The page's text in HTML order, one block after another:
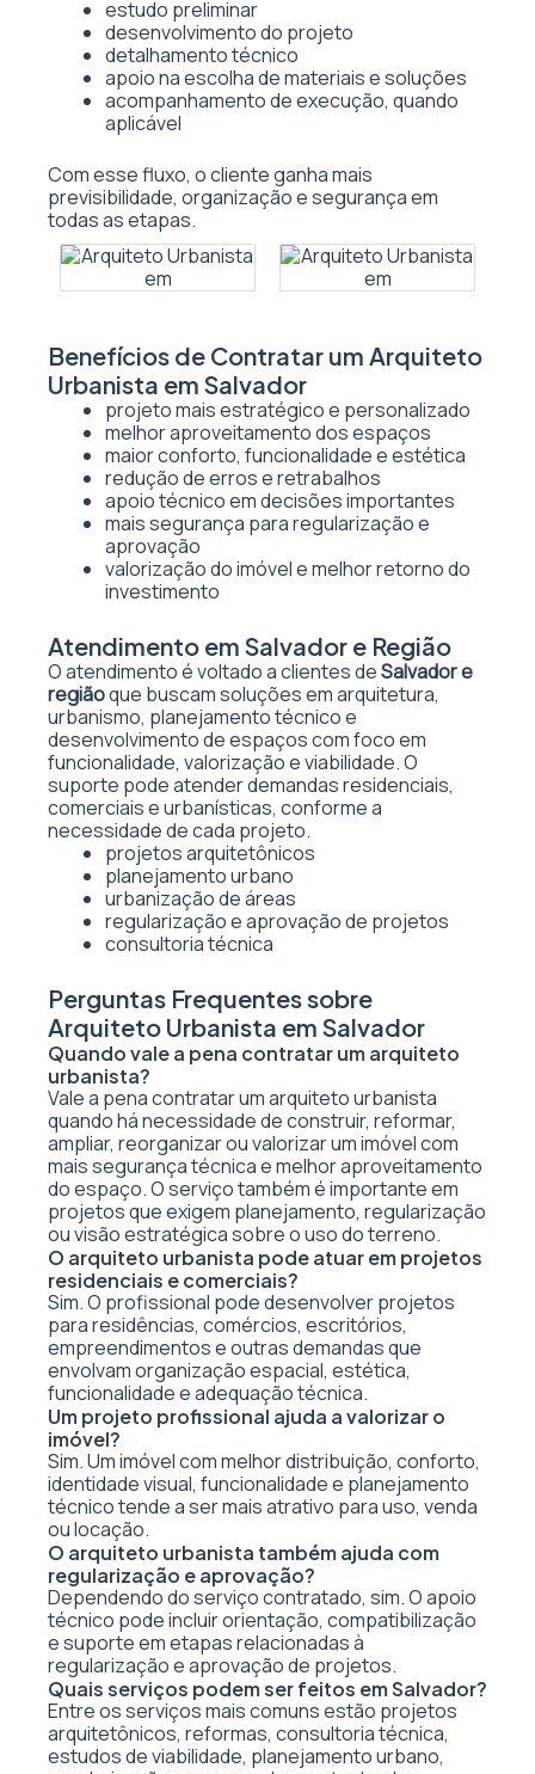
estudo preliminar
desenvolvimento do projeto
detalhamento técnico
apoio na escolha de materiais e soluções
acompanhamento de execução, quando
aplicável
Com esse fluxo, o cliente ganha mais
previsibilidade, organização e segurança em
todas as etapas.
Benefícios de Contratar um Arquiteto
Urbanista em Salvador
projeto mais estratégico e personalizado
melhor aproveitamento dos espaços
maior conforto, funcionalidade e estética
redução de erros e retrabalhos
apoio técnico em decisões importantes
mais segurança para regularização e
aprovação
valorização do imóvel e melhor retorno do
investimento
Atendimento em Salvador e Região
O atendimento é voltado a clientes deSalvador e
regiãoque buscam soluções em arquitetura,
urbanismo, planejamento técnico e
desenvolvimento de espaços com foco em
funcionalidade, valorização e viabilidade. O
suporte pode atender demandas residenciais,
comerciais e urbanísticas, conforme a
necessidade de cada projeto.
projetos arquitetônicos
planejamento urbano
urbanização de áreas
regularização e aprovação de projetos
consultoria técnica
Perguntas Frequentes sobre
Arquiteto Urbanista em Salvador
Quando vale a pena contratar um arquiteto
urbanista?
Vale a pena contratar um arquiteto urbanista
quando há necessidade de construir, reformar,
ampliar, reorganizar ou valorizar um imóvel com
mais segurança técnica e melhor aproveitamento
do espaço. O serviço também é importante em
projetos que exigem planejamento, regularização
ou visão estratégica sobre o uso do terreno.
O arquiteto urbanista pode atuar em projetos
residenciais e comerciais?
Sim. O profissional pode desenvolver projetos
para residências, comércios, escritórios,
empreendimentos e outras demandas que
envolvam organização espacial, estética,
funcionalidade e adequação técnica.
Um projeto profissional ajuda a valorizar o
imóvel?
Sim. Um imóvel com melhor distribuição, conforto,
identidade visual, funcionalidade e planejamento
técnico tende a ser mais atrativo para uso, venda
ou locação.
O arquiteto urbanista também ajuda com
regularização e aprovação?
Dependendo do serviço contratado, sim. O apoio
técnico pode incluir orientação, compatibilização
e suporte em etapas relacionadas à
regularização e aprovação de projetos.
Quais serviços podem ser feitos em Salvador?
Entre os serviços mais comuns estão projetos
arquitetônicos, reformas, consultoria técnica,
estudos de viabilidade, planejamento urbano,